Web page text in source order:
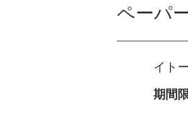
ペーパ
イト
期間